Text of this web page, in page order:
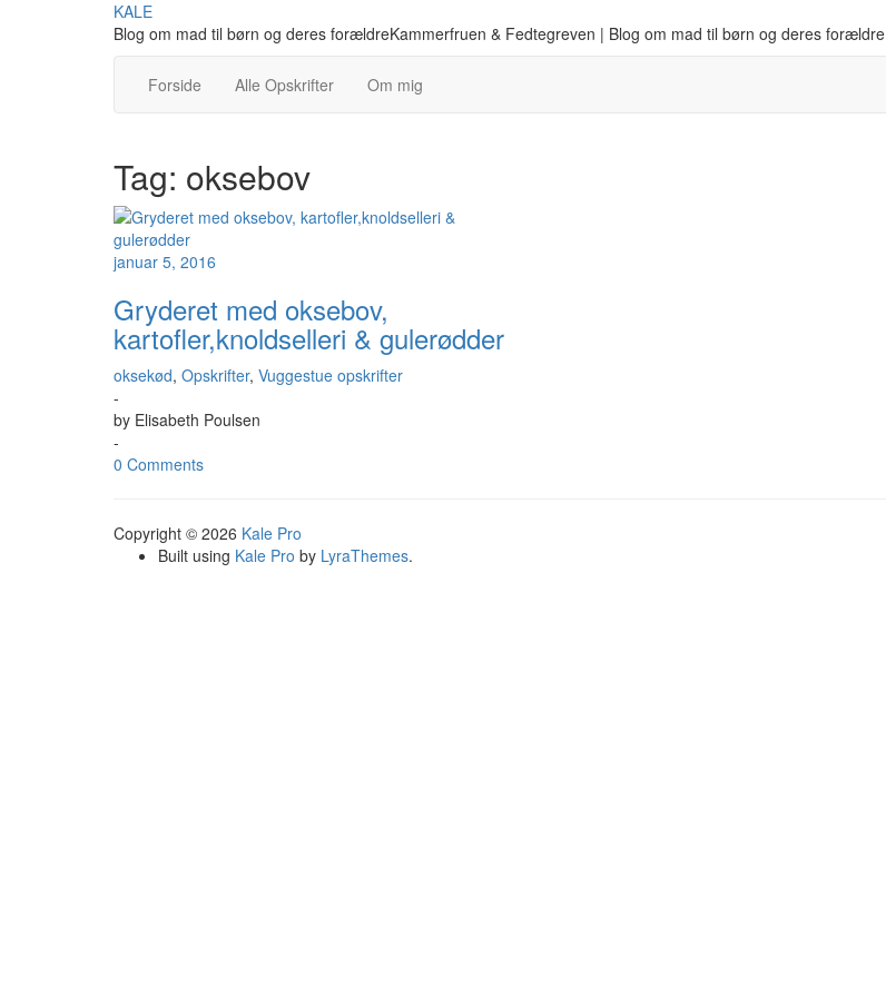
KALE
Blog om mad til børn og deres forældreKammerfruen & Fedtegreven | Blog om mad til børn og deres forældre
Forside Alle Opskrifter Om mig
Tag: oksebov
januar 5, 2016
Gryderet med oksebov,
kartofler,knoldselleri & gulerødder
oksekød, Opskrifter, Vuggestue opskrifter
-
by Elisabeth Poulsen
-
0 Comments
Copyright © 2026 Kale Pro
Built using Kale Pro by LyraThemes.